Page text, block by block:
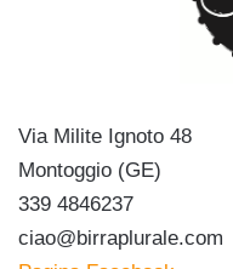
Via Milite Ignoto 48
Montoggio (GE)
339 4846237
ciao@birraplurale.com